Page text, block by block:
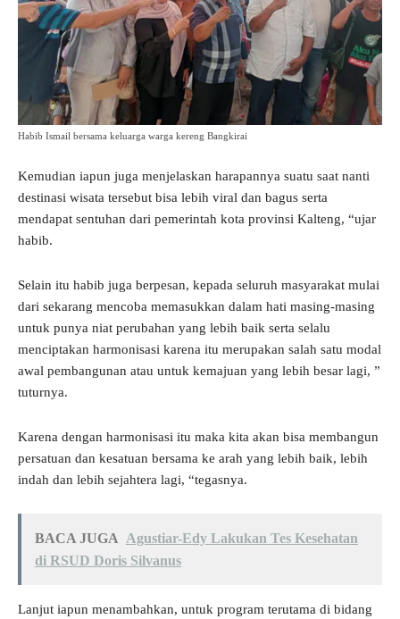
Habib Ismail bersama keluarga warga kereng Bangkirai
Kemudian iapun juga menjelaskan harapannya suatu saat nanti
destinasi wisata tersebut bisa lebih viral dan bagus serta
mendapat sentuhan dari pemerintah kota provinsi Kalteng, “ujar
habib.
Selain itu habib juga berpesan, kepada seluruh masyarakat mulai
dari sekarang mencoba memasukkan dalam hati masing-masing
untuk punya niat perubahan yang lebih baik serta selalu
menciptakan harmonisasi karena itu merupakan salah satu modal
awal pembangunan atau untuk kemajuan yang lebih besar lagi, ”
tuturnya.
Karena dengan harmonisasi itu maka kita akan bisa membangun
persatuan dan kesatuan bersama ke arah yang lebih baik, lebih
indah dan lebih sejahtera lagi, “tegasnya.
BACA JUGA Agustiar-Edy Lakukan Tes Kesehatan
di RSUD Doris Silvanus
Lanjut iapun menambahkan, untuk program terutama di bidang